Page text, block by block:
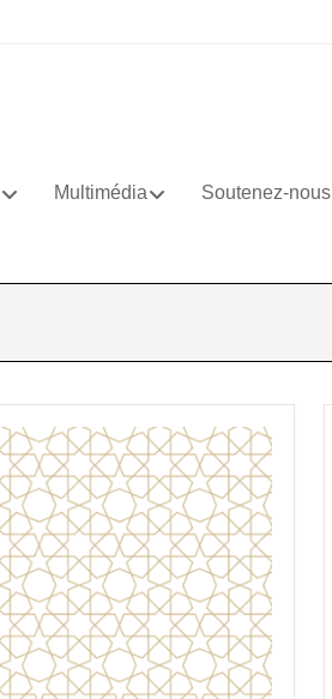
Multimédia Soutenez-nous